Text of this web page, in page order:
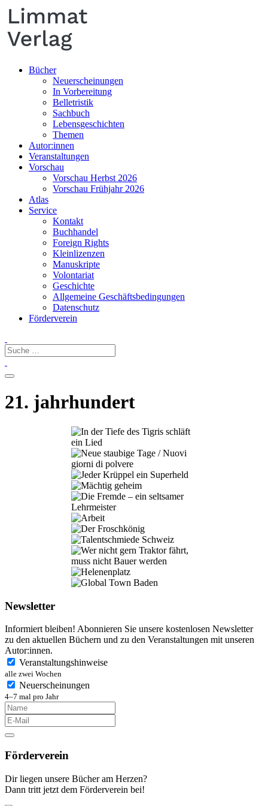
Bücher
Neuerscheinungen
In Vorbereitung
Belletristik
Sachbuch
Lebensgeschichten
Themen
Autor:innen
Veranstaltungen
Vorschau
Vorschau Herbst 2026
Vorschau Frühjahr 2026
Atlas
Service
Kontakt
Buchhandel
Foreign Rights
Kleinlizenzen
Manuskripte
Volontariat
Geschichte
Allgemeine Geschäftsbedingungen
Datenschutz
Förderverein
21. jahrhundert
Newsletter
Informiert bleiben! Abonnieren Sie unsere kostenlosen Newsletter
zu den aktuellen Büchern und zu den Veranstaltungen mit unseren
Autor:innen.
Veranstaltungshinweise
alle zwei Wochen
Neuerscheinungen
4–7 mal pro Jahr
Förderverein
Dir liegen unsere Bücher am Herzen?
Dann tritt jetzt dem Förderverein bei!